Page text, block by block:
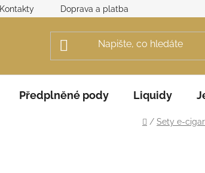
Kontakty Doprava a platba
Předplněné pody Liquidy
Domů
/ Sety e-